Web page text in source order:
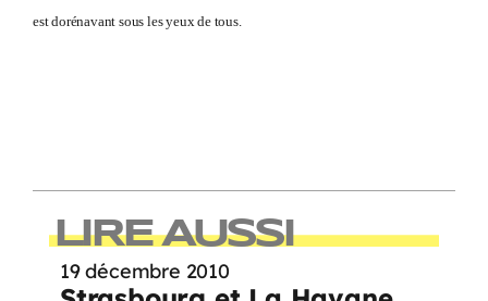
est dorénavant sous les yeux de tous.
LIRE AUSSI
19 décembre 2010